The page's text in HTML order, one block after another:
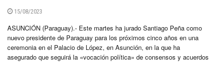
15/08/2023
ASUNCIÓN (Paraguay).- Este martes ha jurado Santiago Peña como
nuevo presidente de Paraguay para los próximos cinco años en una
ceremonia en el Palacio de López, en Asunción, en la que ha
asegurado que seguirá la «vocación política» de consensos y acuerdos